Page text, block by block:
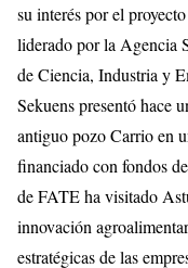
su interés por el
liderado por la Agencia
de Ciencia, Industria y
Sekuens presentó hace
antiguo pozo Carrio en
financiado con fondos
de FATE ha visitado
innovación
estratégicas de las